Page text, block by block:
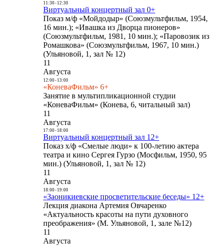
11:30- 12:30
Виртуальный концертный зал 0+
Показ м/ф «Мойдодыр» (Союзмультфильм, 1954,
16 мин.); «Ивашка из Дворца пионеров»
(Союзмультфильм, 1981, 10 мин.); «Паровозик из
Ромашкова» (Союзмультфильм, 1967, 10 мин.)
(Ульяновой, 1, зал № 12)
11
Августа
12:00- 13:00
«КоневаФильм» 6+
Занятие в мультипликационной студии
«КоневаФильм» (Конева, 6, читальный зал)
11
Августа
17:00- 18:00
Виртуальный концертный зал 12+
Показ х/ф «Смелые люди» к 100-летию актера
театра и кино Сергея Гурзо (Мосфильм, 1950, 95
мин.) (Ульяновой, 1, зал № 12)
11
Августа
18:00- 19:00
«Заоникиевские просветительские беседы» 12+
Лекция диакона Артемия Овчаренко
«Актуальность красоты на пути духовного
преображения» (М. Ульяновой, 1, зале №12)
11
Августа